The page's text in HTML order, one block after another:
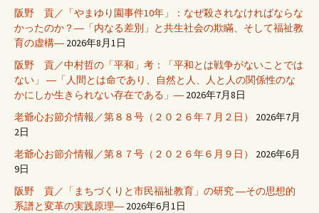
阪野 貢／「やまゆり園事件10年」：なぜ殺されなければならな
かったのか？―「内なる差別」と共生社会の欺瞞、そして福祉教
育の虚構― 2026年8月1日
阪野 貢／中村哲の「平和」考：「平和とは戦争がないことでは
ない」 ―「人間とは命であり、自然と人、人と人の関係性のな
かにしか生きられない存在である」― 2026年7月8日
老爺心お節介情報／第８８号（２０２６年７月２日）
2026年7月
2日
老爺心お節介情報／第８７号（２０２６年６月９日）
2026年6月
9日
阪野 貢／「まちづくりと市民福祉教育」の研究 ―その思想的
系譜と変革の実践原理― 2026年6月1日